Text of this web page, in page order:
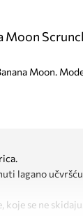
Moon
Moon.
lagano
koje se ne skidaju.